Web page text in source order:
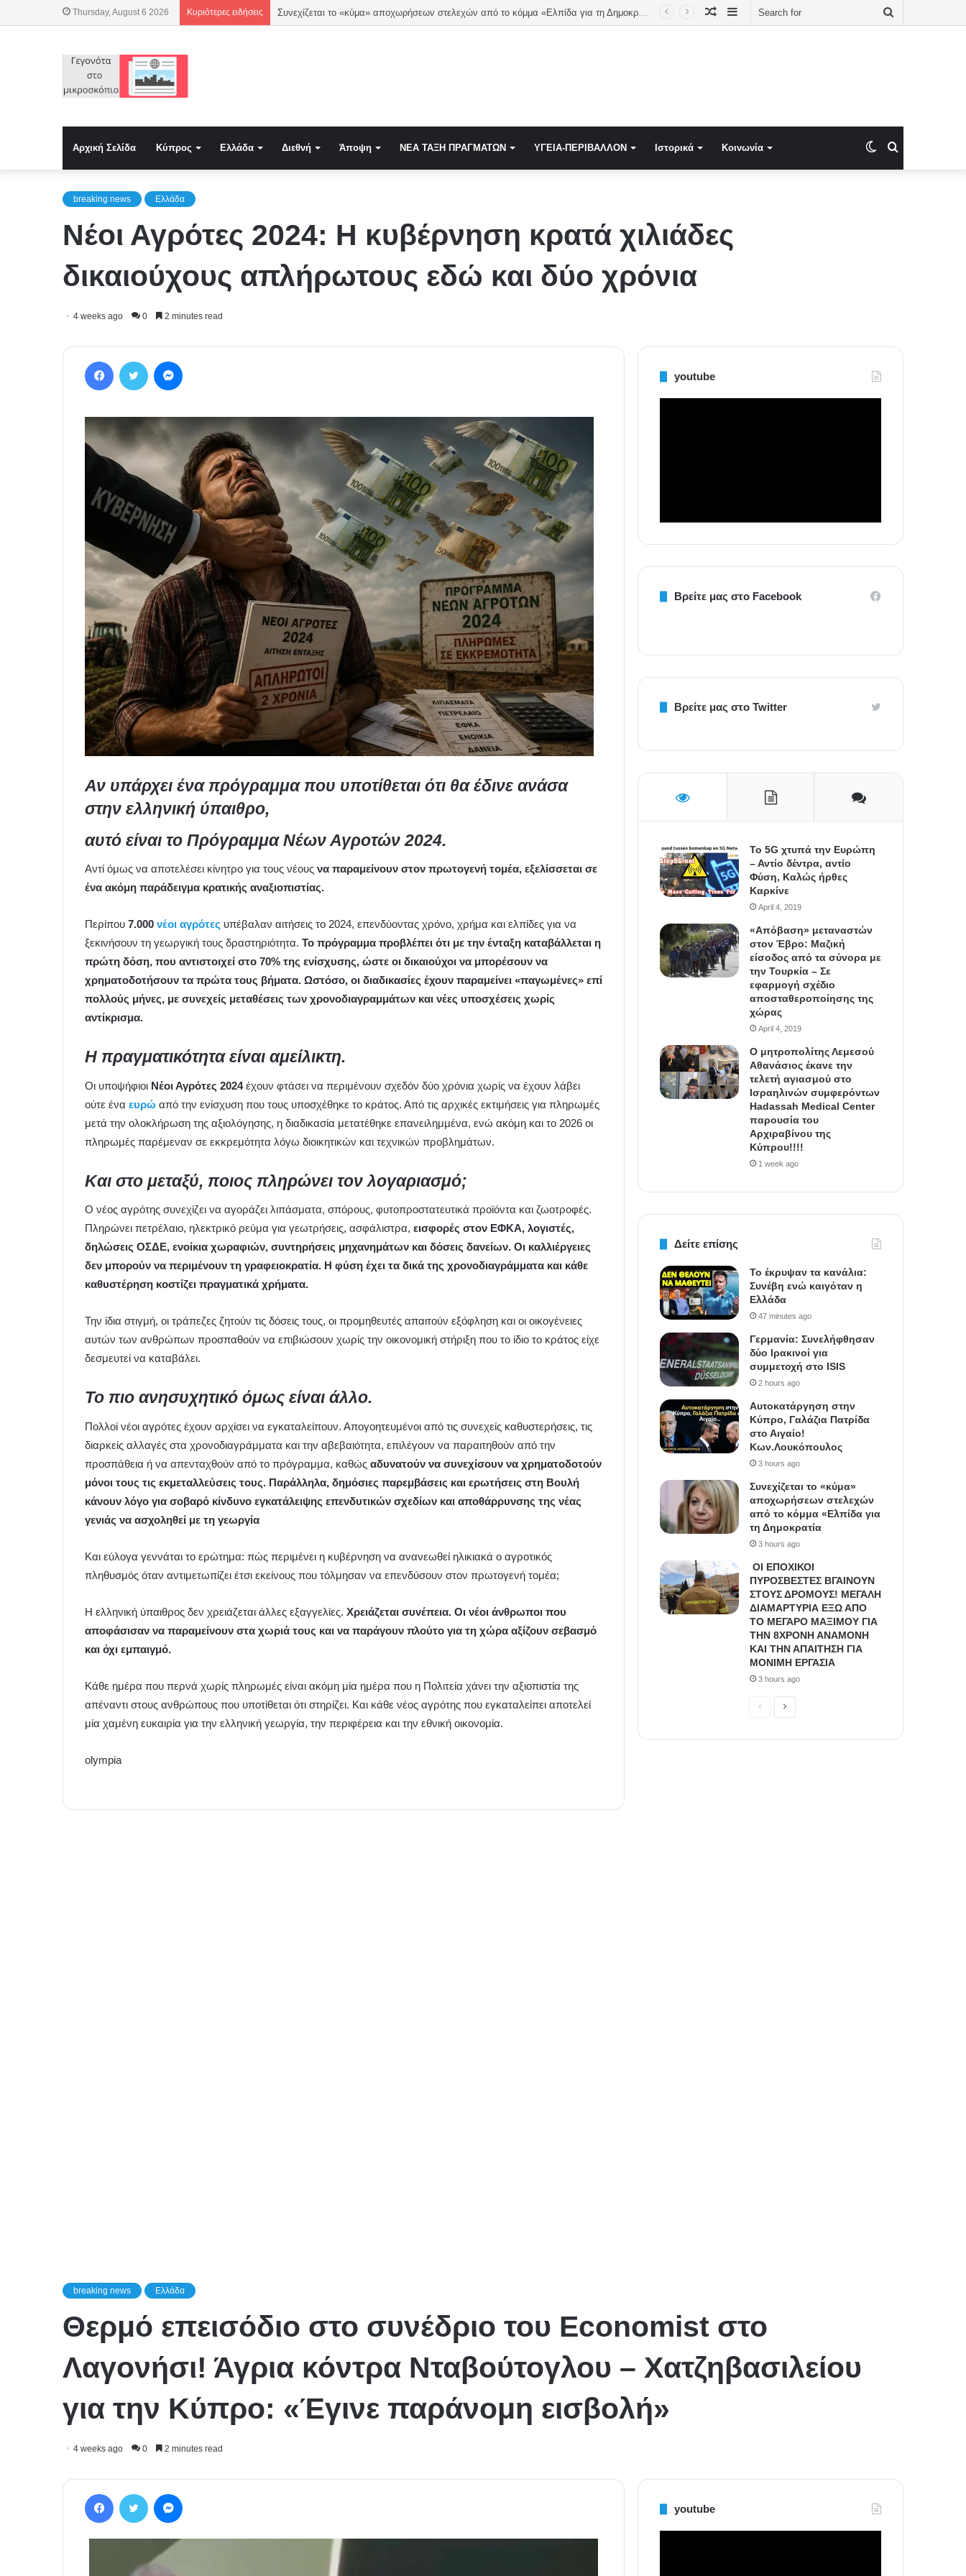
Thursday, August 6 2026 Κυριότερες ειδήσεις Συνεχίζεται το «κύμα» αποχωρήσεων στελεχών από το κόμμα «Ελπίδα για τη Δημοκρατία Sidebar
Random
Αρχική Σελίδα Κύπρος Ελλάδα Διεθνή Άποψη NEA TAΞΗ ΠΡΑΓΜΑΤΩΝ ΥΓΕΙΑ-ΠΕΡΙΒΑΛΛΟΝ Ιστορικά Κοινωνία Switch
breaking news Ελλάδα
Νέοι Αγρότες 2024: Η κυβέρνηση κρατά χιλιάδες
δικαιούχους απλήρωτους εδώ και δύο χρόνια
4 weeks ago 0 2 minutes read
Facebook Twitter
Αν υπάρχει ένα πρόγραμμα που υποτίθεται ότι θα έδινε ανάσα
στην ελληνική ύπαιθρο,
αυτό είναι το Πρόγραμμα Νέων Αγροτών 2024.
Αντί όμως να αποτελέσει κίνητρο για τους νέους να παραμείνουν στον πρωτογενή τομέα, εξελίσσεται σε
ένα ακόμη παράδειγμα κρατικής αναξιοπιστίας.
Περίπου 7.000 νέοι αγρότες υπέβαλαν αιτήσεις το 2024, επενδύοντας χρόνο, χρήμα και ελπίδες για να
ξεκινήσουν τη γεωργική τους δραστηριότητα. Το πρόγραμμα προβλέπει ότι με την ένταξη καταβάλλεται η
πρώτη δόση, που αντιστοιχεί στο 70% της ενίσχυσης, ώστε οι δικαιούχοι να μπορέσουν να
χρηματοδοτήσουν τα πρώτα τους βήματα. Ωστόσο, οι διαδικασίες έχουν παραμείνει «παγωμένες» επί
πολλούς μήνες, με συνεχείς μεταθέσεις των χρονοδιαγραμμάτων και νέες υποσχέσεις χωρίς
αντίκρισμα.
Η πραγματικότητα είναι αμείλικτη.
Οι υποψήφιοι Νέοι Αγρότες 2024έχουν φτάσει να περιμένουν σχεδόν δύο χρόνια χωρίς να έχουν λάβει
ούτε ένα ευρώ από την ενίσχυση που τους υποσχέθηκε το κράτος. Από τις αρχικές εκτιμήσεις για πληρωμές
μετά την ολοκλήρωση της αξιολόγησης, η διαδικασία μετατέθηκε επανειλημμένα, ενώ ακόμη και το 2026 οι
πληρωμές παρέμεναν σε εκκρεμότητα λόγω διοικητικών και τεχνικών προβλημάτων.
Και στο μεταξύ, ποιος πληρώνει τον λογαριασμό;
Ο νέος αγρότης συνεχίζει να αγοράζει λιπάσματα, σπόρους, φυτοπροστατευτικά προϊόντα και ζωοτροφές.
Πληρώνει πετρέλαιο, ηλεκτρικό ρεύμα για γεωτρήσεις, ασφάλιστρα, εισφορές στον ΕΦΚΑ, λογιστές,
δηλώσεις ΟΣΔΕ, ενοίκια χωραφιών, συντηρήσεις μηχανημάτων και δόσεις δανείων. Οι καλλιέργειες
δεν μπορούν να περιμένουν τη γραφειοκρατία. Η φύση έχει τα δικά της χρονοδιαγράμματα και κάθε
καθυστέρηση κοστίζει πραγματικά χρήματα.
Την ίδια στιγμή, οι τράπεζες ζητούν τις δόσεις τους, οι προμηθευτές απαιτούν εξόφληση και οι οικογένειες
αυτών των ανθρώπων προσπαθούν να επιβιώσουν χωρίς την οικονομική στήριξη που το ίδιο το κράτος είχε
δεσμευτεί να καταβάλει.
Το πιο ανησυχητικό όμως είναι άλλο.
Πολλοί νέοι αγρότες έχουν αρχίσει να εγκαταλείπουν. Απογοητευμένοι από τις συνεχείς καθυστερήσεις, τις
διαρκείς αλλαγές στα χρονοδιαγράμματα και την αβεβαιότητα, επιλέγουν να παραιτηθούν από την
προσπάθεια ή να απενταχθούν από το πρόγραμμα, καθώς αδυνατούν να συνεχίσουν να χρηματοδοτούν
μόνοι τους τις εκμεταλλεύσεις τους. Παράλληλα, δημόσιες παρεμβάσεις και ερωτήσεις στη Βουλή
κάνουν λόγο για σοβαρό κίνδυνο εγκατάλειψης επενδυτικών σχεδίων και αποθάρρυνσης της νέας
γενιάς να ασχοληθεί με τη γεωργία
Και εύλογα γεννάται το ερώτημα: πώς περιμένει η κυβέρνηση να ανανεωθεί ηλικιακά ο αγροτικός
πληθυσμός όταν αντιμετωπίζει έτσι εκείνους που τόλμησαν να επενδύσουν στον πρωτογενή τομέα;
Η ελληνική ύπαιθρος δεν χρειάζεται άλλες εξαγγελίες. Χρειάζεται συνέπεια. Οι νέοι άνθρωποι που
αποφάσισαν να παραμείνουν στα χωριά τους και να παράγουν πλούτο για τη χώρα αξίζουν σεβασμό
και όχι εμπαιγμό.
Κάθε ημέρα που περνά χωρίς πληρωμές είναι ακόμη μία ημέρα που η Πολιτεία χάνει την αξιοπιστία της
απέναντι στους ανθρώπους που υποτίθεται ότι στηρίζει. Και κάθε νέος αγρότης που εγκαταλείπει αποτελεί
μία χαμένη ευκαιρία για την ελληνική γεωργία, την περιφέρεια και την εθνική οικονομία.
olympia
youtube
Βρείτε μας στο Facebook
Βρείτε μας στο Twitter
To 5G χτυπά την Ευρώπη
– Αντίο δέντρα, αντίο
Φύση, Καλώς ήρθες
Καρκίνε
April 4, 2019
«Απόβαση» μεταναστών
στον Έβρο: Μαζική
είσοδος από τα σύνορα με
την Τουρκία – Σε
εφαρμογή σχέδιο
αποσταθεροποίησης της
χώρας
April 4, 2019
Ο μητροπολίτης Λεμεσού
Αθανάσιος έκανε την
τελετή αγιασμού στο
Ισραηλινών συμφερόντων
Hadassah Medical Center
παρουσία του
Αρχιραβίνου της
Κύπρου!!!!
1 week ago
Δείτε επίσης
Το έκρυψαν τα κανάλια:
Συνέβη ενώ καιγόταν η
Ελλάδα
47 minutes ago
Γερμανία: Συνελήφθησαν
δύο Ιρακινοί για
συμμετοχή στο ISIS
2 hours ago
Αυτοκατάργηση στην
Κύπρο, Γαλάζια Πατρίδα
στο Αιγαίο!
Κων.Λουκόπουλος
3 hours ago
Συνεχίζεται το «κύμα»
αποχωρήσεων στελεχών
από το κόμμα «Ελπίδα για
τη Δημοκρατία
3 hours ago
ΟΙ ΕΠΟΧΙΚΟΙ
ΠΥΡΟΣΒΕΣΤΕΣ ΒΓΑΙΝΟΥΝ
ΣΤΟΥΣ ΔΡΟΜΟΥΣ! ΜΕΓΑΛΗ
ΔΙΑΜΑΡΤΥΡΙΑ ΕΞΩ ΑΠΟ
ΤΟ ΜΕΓΑΡΟ ΜΑΞΙΜΟΥ ΓΙΑ
ΤΗΝ 8ΧΡΟΝΗ ΑΝΑΜΟΝΗ
ΚΑΙ ΤΗΝ ΑΠΑΙΤΗΣΗ ΓΙΑ
ΜΟΝΙΜΗ ΕΡΓΑΣΙΑ
3 hours ago
PreviousNext